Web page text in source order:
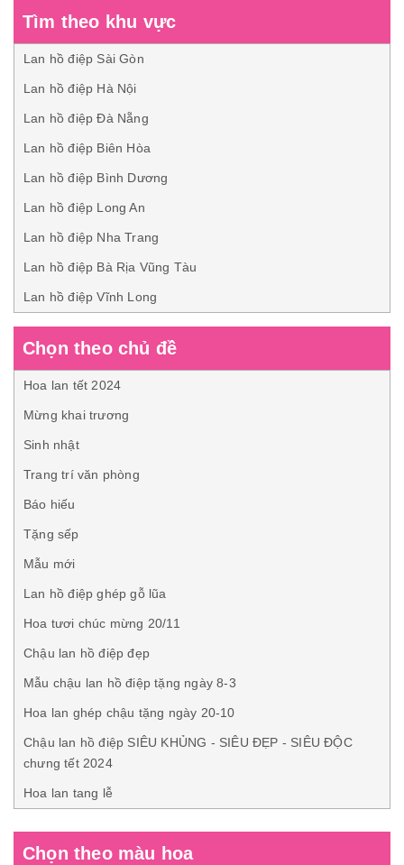
Tìm theo khu vực
Lan hồ điệp Sài Gòn
Lan hồ điệp Hà Nội
Lan hồ điệp Đà Nẵng
Lan hồ điệp Biên Hòa
Lan hồ điệp Bình Dương
Lan hồ điệp Long An
Lan hồ điệp Nha Trang
Lan hồ điệp Bà Rịa Vũng Tàu
Lan hồ điệp Vĩnh Long
Chọn theo chủ đề
Hoa lan tết 2024
Mừng khai trương
Sinh nhật
Trang trí văn phòng
Báo hiếu
Tặng sếp
Mẫu mới
Lan hồ điệp ghép gỗ lũa
Hoa tươi chúc mừng 20/11
Chậu lan hồ điệp đẹp
Mẫu chậu lan hồ điệp tặng ngày 8-3
Hoa lan ghép chậu tặng ngày 20-10
Chậu lan hồ điệp SIÊU KHỦNG - SIÊU ĐẸP - SIÊU ĐỘC
chưng tết 2024
Hoa lan tang lễ
Chọn theo màu hoa